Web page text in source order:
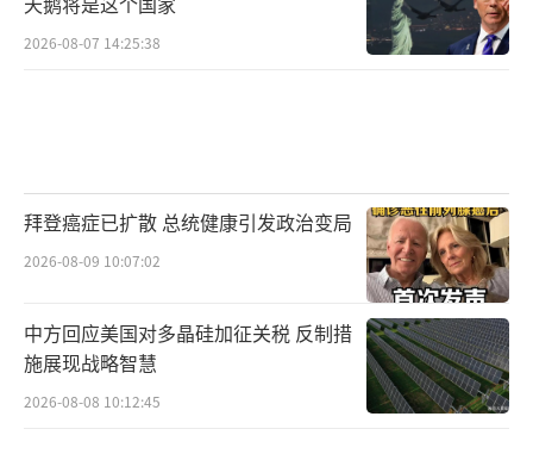
2026-08-07 14:25:38
拜登癌症已扩散 总统健康引发政治变局
2026-08-09 10:07:02
中方回应美国对多晶硅加征关税 反制措
施展现战略智慧
2026-08-08 10:12:45